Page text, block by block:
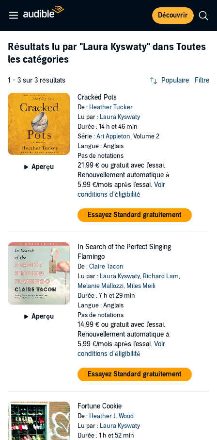
Découvrir
Résultats lu par "Laura Kyswaty" dans Toutes
les catégories
1 - 3 sur 3 résultats Populaire Filtre
Aperçu
Cracked Pots
De : Heather Tucker
Lu par : Laura Kyswaty
Durée : 14 h et 46 min
Série :Ari Appleton, Volume 2
Langue : Anglais
Pas de notations
21,99 € ou gratuit avec l'essai.
Renouvellement automatique à
5,99 €/mois après l'essai. Voir
conditions d'éligibilité
Essayez Standard gratuitement
Aperçu
In Search of the Perfect Singing
Flamingo
De :Claire Tacon
Lu par : Laura Kyswaty, Richard Lam,
Melanie Mallozzi, Miles Meili
Durée : 7 h et 29 min
Langue : Anglais
Pas de notations
14,99 € ou gratuit avec l'essai.
Renouvellement automatique à
5,99 €/mois après l'essai. Voir
conditions d'éligibilité
Essayez Standard gratuitement
Fortune Cookie
De : Heather J. Wood
Lu par : Laura Kyswaty
Durée : 1 h et 52 min